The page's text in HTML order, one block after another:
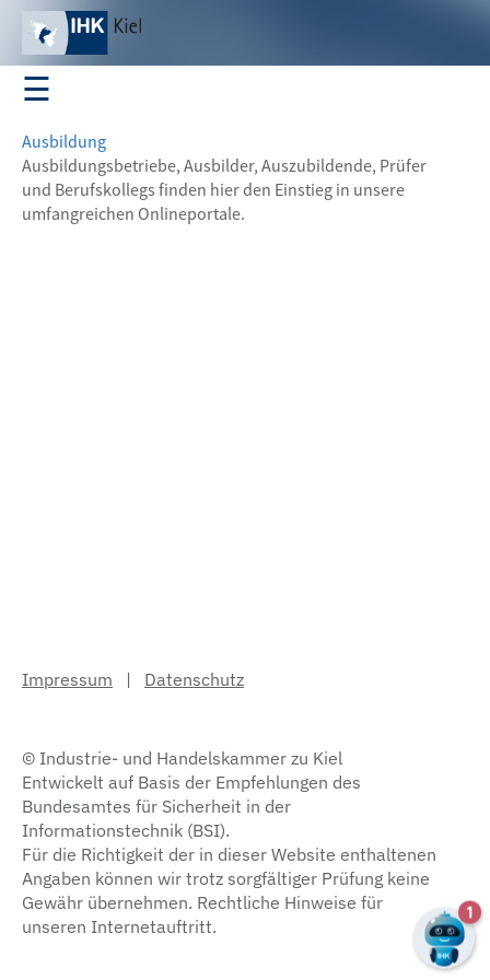
☰
Profil
Ausbildung
Ausbildung
Ausbildungsbetriebe, Ausbilder, Auszubildende, Prüfer
und Berufskollegs finden hier den Einstieg in unsere
umfangreichen Onlineportale.
Impressum | Datenschutz
© Industrie- und Handelskammer zu Kiel
Entwickelt auf Basis der Empfehlungen des
Bundesamtes für Sicherheit in der
Informationstechnik (BSI).
Für die Richtigkeit der in dieser Website enthaltenen
Angaben können wir trotz sorgfältiger Prüfung keine
Gewähr übernehmen. Rechtliche Hinweise für
unseren Internetauftritt.